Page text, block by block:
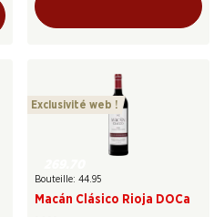
Exclusivité web !
Bouteille: 44.95
Macán Clásico Rioja DOCa